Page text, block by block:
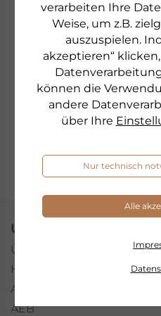
verarbeiten Ihre
Weise, um z.B.
auszuspielen.
akzeptieren“
können die
andere
über Ihre
Nur technisch
Alle
UNTERNEHMEN
Über uns
History
Auszeichnungen
AEB